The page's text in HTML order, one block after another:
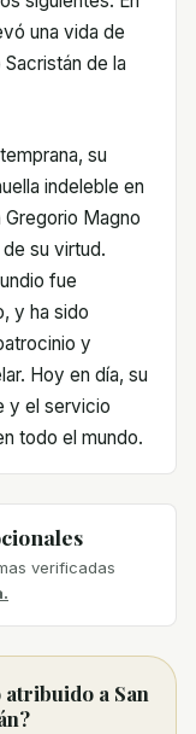
una vida de
de la
su
indeleble en
Gregorio Magno
su virtud.
fue
y ha sido
y
Hoy en día, su
y el servicio
todo el mundo.
verificadas
a San